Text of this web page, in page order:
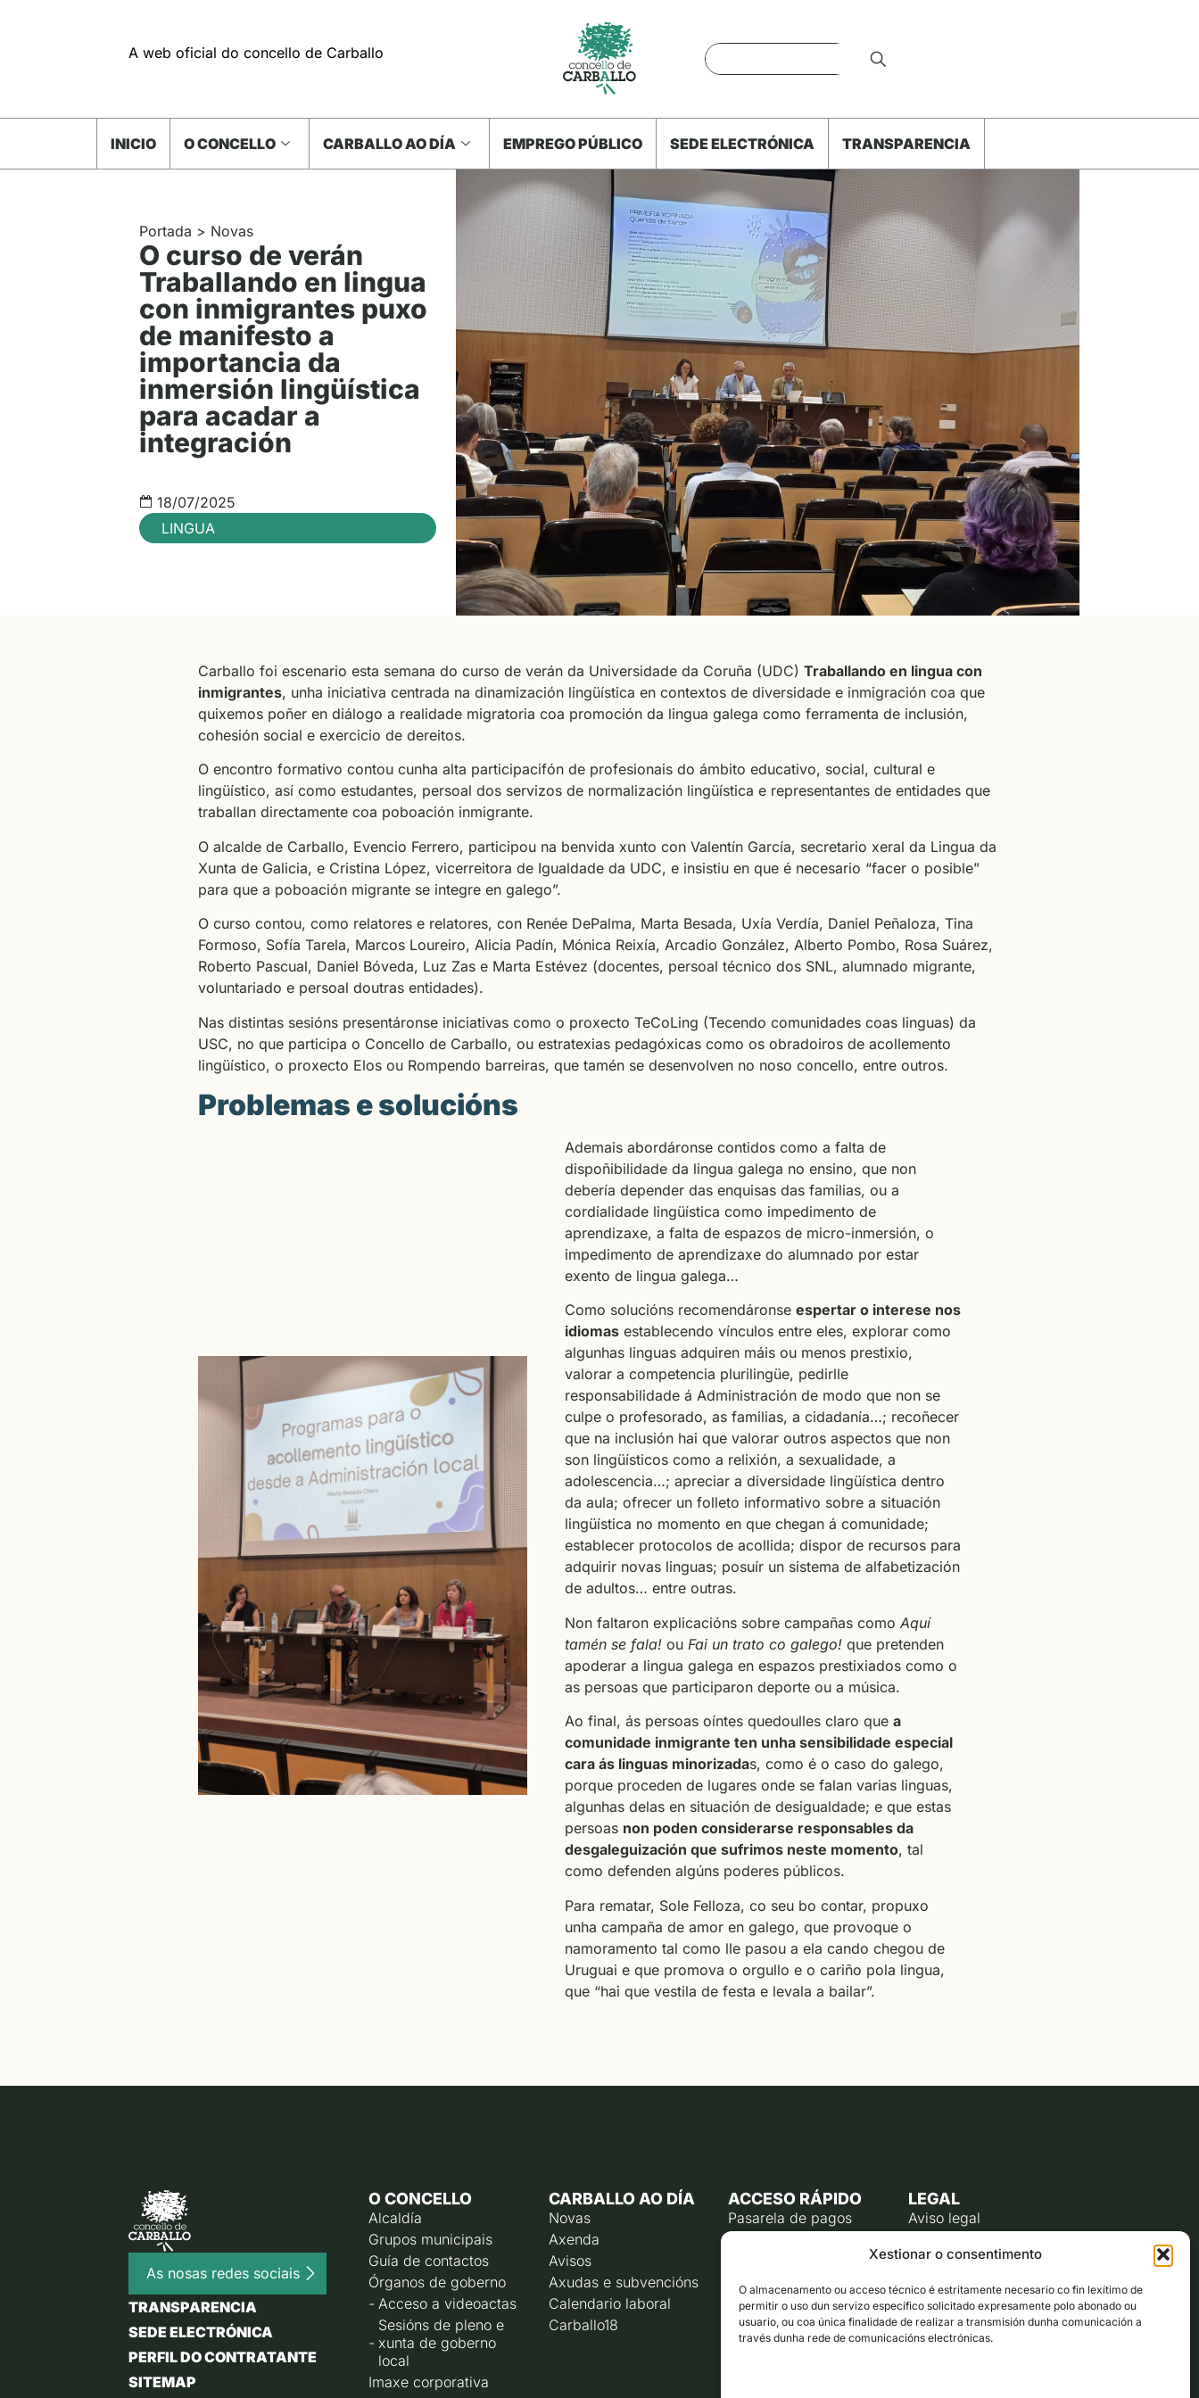
Xestionar o consentimento
O almacenamento ou acceso técnico é estritamente necesario co fin lexítimo de
permitir o uso dun servizo específico solicitado expresamente polo abonado ou
usuario, ou coa única finalidade de realizar a transmisión dunha comunicación a
través dunha rede de comunicacións electrónicas.
A web oficial do concello de Carballo
INICIO O CONCELLO CARBALLO AO DÍA EMPREGO PÚBLICO SEDE ELECTRÓNICA TRANSPARENCIA
Portada > Novas
O curso de verán
Traballando en lingua
con inmigrantes puxo
de manifesto a
importancia da
inmersión lingüística
para acadar a
integración
18/07/2025
LINGUA
Carballo foi escenario esta semana do curso de verán da Universidade da Coruña (UDC) Traballando en lingua con
inmigrantes, unha iniciativa centrada na dinamización lingüística en contextos de diversidade e inmigración coa que
quixemos poñer en diálogo a realidade migratoria coa promoción da lingua galega como ferramenta de inclusión,
cohesión social e exercicio de dereitos.
O encontro formativo contou cunha alta participacifón de profesionais do ámbito educativo, social, cultural e
lingüístico, así como estudantes, persoal dos servizos de normalización lingüística e representantes de entidades que
traballan directamente coa poboación inmigrante.
O alcalde de Carballo, Evencio Ferrero, participou na benvida xunto con Valentín García, secretario xeral da Lingua da
Xunta de Galicia, e Cristina López, vicerreitora de Igualdade da UDC, e insistiu en que é necesario “facer o posible”
para que a poboación migrante se integre en galego”.
O curso contou, como relatores e relatores, con Renée DePalma, Marta Besada, Uxía Verdía, Daniel Peñaloza, Tina
Formoso, Sofía Tarela, Marcos Loureiro, Alicia Padín, Mónica Reixía, Arcadio González, Alberto Pombo, Rosa Suárez,
Roberto Pascual, Daniel Bóveda, Luz Zas e Marta Estévez (docentes, persoal técnico dos SNL, alumnado migrante,
voluntariado e persoal doutras entidades).
Nas distintas sesións presentáronse iniciativas como o proxecto TeCoLing (Tecendo comunidades coas linguas) da
USC, no que participa o Concello de Carballo, ou estratexias pedagóxicas como os obradoiros de acollemento
lingüístico, o proxecto Elos ou Rompendo barreiras, que tamén se desenvolven no noso concello, entre outros.
Problemas e solucións
Ademais abordáronse contidos como a falta de
dispoñibilidade da lingua galega no ensino, que non
debería depender das enquisas das familias, ou a
cordialidade lingüística como impedimento de
aprendizaxe, a falta de espazos de micro-inmersión, o
impedimento de aprendizaxe do alumnado por estar
exento de lingua galega…
Como solucións recomendáronseespertar o interese nos
idiomas establecendo vínculos entre eles, explorar como
algunhas linguas adquiren máis ou menos prestixio,
valorar a competencia plurilingüe, pedirlle
responsabilidade á Administración de modo que non se
culpe o profesorado, as familias, a cidadanía…; recoñecer
que na inclusión hai que valorar outros aspectos que non
son lingüísticos como a relixión, a sexualidade, a
adolescencia…; apreciar a diversidade lingüística dentro
da aula; ofrecer un folleto informativo sobre a situación
lingüística no momento en que chegan á comunidade;
establecer protocolos de acollida; dispor de recursos para
adquirir novas linguas; posuír un sistema de alfabetización
de adultos… entre outras.
Non faltaron explicacións sobre campañas comoAquí
tamén se fala! ou Fai un trato co galego! que pretenden
apoderar a lingua galega en espazos prestixiados como o
as persoas que participaron deporte ou a música.
Ao final, ás persoas oíntes quedoulles claro quea
comunidade inmigrante ten unha sensibilidade especial
cara ás linguas minorizadas, como é o caso do galego,
porque proceden de lugares onde se falan varias linguas,
algunhas delas en situación de desigualdade; e que estas
persoas non poden considerarse responsables da
desgaleguización que sufrimos neste momento, tal
como defenden algúns poderes públicos.
Para rematar, Sole Felloza, co seu bo contar, propuxo
unha campaña de amor en galego, que provoque o
namoramento tal como lle pasou a ela cando chegou de
Uruguai e que promova o orgullo e o cariño pola lingua,
que “hai que vestila de festa e levala a bailar”.
As nosas redes sociais
TRANSPARENCIA
SEDE ELECTRÓNICA
PERFIL DO CONTRATANTE
SITEMAP
O CONCELLO
Alcaldía
Grupos municipais
Guía de contactos
Órganos de goberno
Acceso a videoactas
Sesións de pleno e
xunta de goberno
local
Imaxe corporativa
CARBALLO AO DÍA
Novas
Axenda
Avisos
Axudas e subvencións
Calendario laboral
Carballo18
ACCESO RÁPIDO
Pasarela de pagos
Rexistro electrónico
Liña directa co alcalde
Corporación municipal
LEGAL
Aviso legal
Política de cookies (UE)